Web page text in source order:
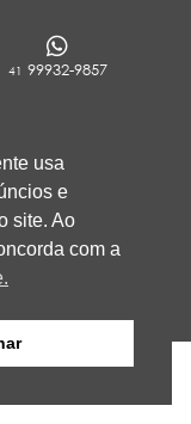
41 99932-9857
usa
e
site. Ao
com a